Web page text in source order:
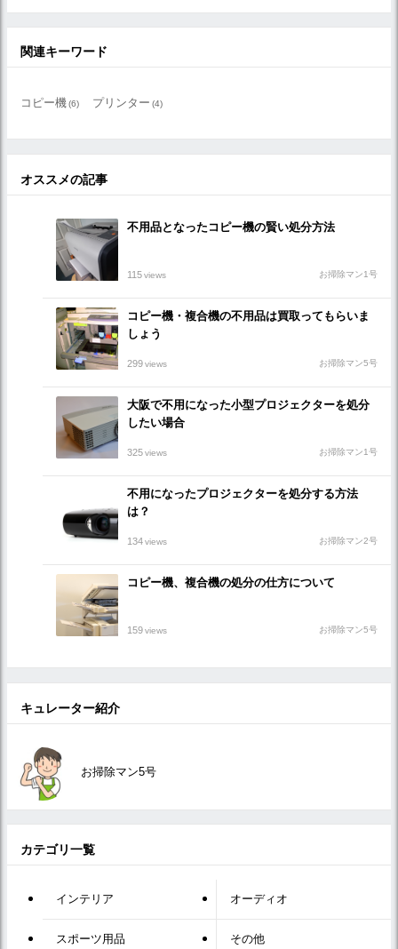
関連キーワード
コピー機(6) プリンター (4)
オススメの記事
不用品となったコピー機の賢い処分方法
115views お掃除マン1号
コピー機・複合機の不用品は買取ってもらいま
しょう
299views お掃除マン5号
大阪で不用になった小型プロジェクターを処分
したい場合
325views お掃除マン1号
不用になったプロジェクターを処分する方法
は？
134views お掃除マン2号
コピー機、複合機の処分の仕方について
159views お掃除マン5号
キュレーター紹介
お掃除マン5号
カテゴリ一覧
インテリア オーディオ
スポーツ用品 その他